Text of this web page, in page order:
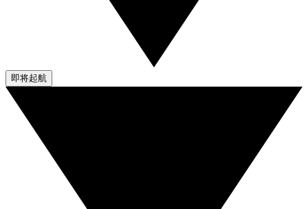
即将起航